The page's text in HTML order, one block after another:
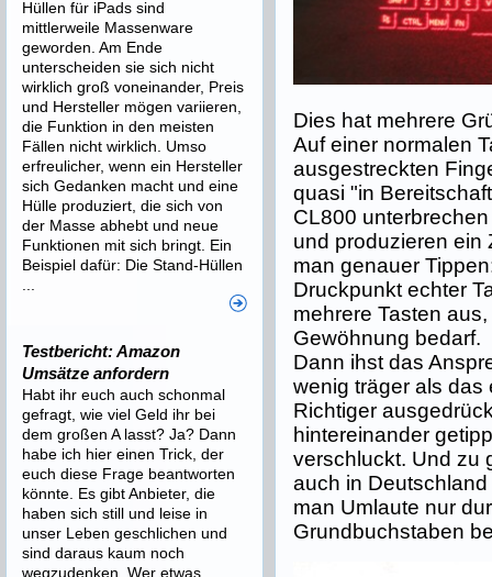
Dies hat mehrere
Auf einer normalen
ausgestreckten
quasi "in
CL800
und produzieren ein
man genauer
Druckpunkt echter
mehrere Tasten
Gewöhnung bedarf.
Dann ihst das
wenig träger als das
Richtiger
hintereinander
verschluckt. Und zu
auch in
man Umlaute nur
Grundbuchstaben
Hüllen für iPads sind
mittlerweile Massenware
geworden. Am Ende
unterscheiden sie sich nicht
wirklich groß voneinander, Preis
und Hersteller mögen variieren,
die Funktion in den meisten
Fällen nicht wirklich. Umso
erfreulicher, wenn ein Hersteller
sich Gedanken macht und eine
Hülle produziert, die sich von
der Masse abhebt und neue
Funktionen mit sich bringt. Ein
Beispiel dafür: Die Stand-Hüllen
Testbericht: Amazon
Umsätze anfordern
Habt ihr euch auch schonmal
gefragt, wie viel Geld ihr bei
dem großen A lasst? Ja? Dann
habe ich hier einen Trick, der
euch diese Frage beantworten
könnte. Es gibt Anbieter, die
haben sich still und leise in
unser Leben geschlichen und
sind daraus kaum noch
wegzudenken. Wer etwas